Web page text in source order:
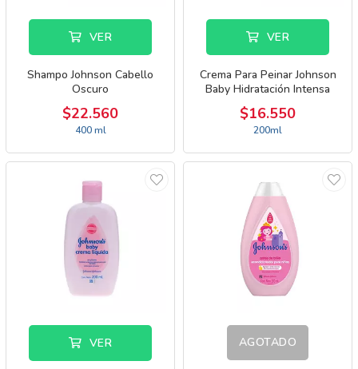
VER
Shampo Johnson Cabello
Oscuro
$22.560
400 ml
VER
Crema Para Peinar Johnson
Baby Hidratación Intensa
$16.550
200ml
VER AGOTADO